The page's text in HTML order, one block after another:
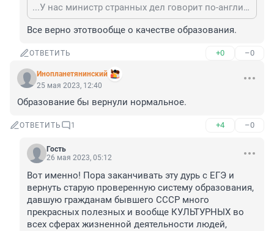
...У нас министр странных дел говорит по-английски с жутким акцентом. И "сами знаете, кто" - то же самое по-немецки, хотя долго жил там. У М.Захаровой (она же - Манька-Декларация), правда, английский хороший.
Все верно этотвообще о качестве образования.
ОТВЕТИТЬ +0 –0
Инопланетянинский
25 мая 2023, 12:40
Образование бы вернули нормальное.
ОТВЕТИТЬ 1 +4 –0
Гость
26 мая 2023, 05:12
Вот именно! Пора заканчивать эту дурь с ЕГЭ и
вернуть старую проверенную систему образования,
давшую гражданам бывшего СССР много
прекрасных полезных и вообще КУЛЬТУРНЫХ во
всех сферах жизненной деятельности людей,